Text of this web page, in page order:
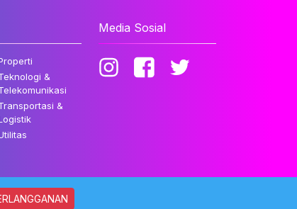
&
&
Media Sosial
undang.